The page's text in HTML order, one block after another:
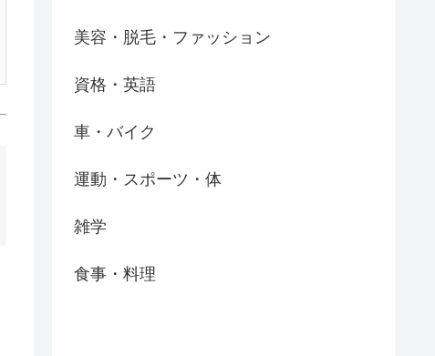
美容・脱毛・ファッション
資格・英語
車・バイク
運動・スポーツ・体
雑学
食事・料理